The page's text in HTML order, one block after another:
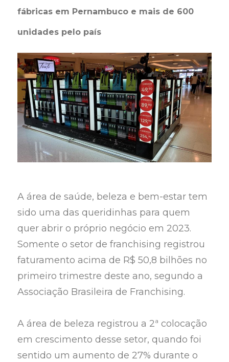
fábricas em Pernambuco e mais de 600
unidades pelo país
A área de saúde, beleza e bem-estar tem
sido uma das queridinhas para quem
quer abrir o próprio negócio em 2023.
Somente o setor de franchising registrou
faturamento acima de R$ 50,8 bilhões no
primeiro trimestre deste ano, segundo a
Associação Brasileira de Franchising.
A área de beleza registrou a 2ª colocação
em crescimento desse setor, quando foi
sentido um aumento de 27% durante o